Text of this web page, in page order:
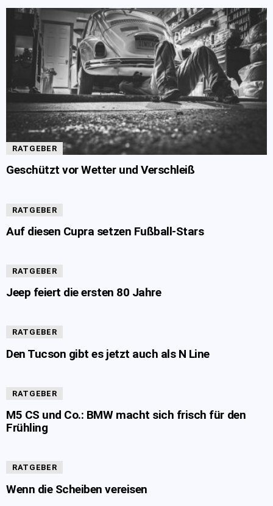
RATGEBER
Geschützt vor Wetter und Verschleiß
RATGEBER
Auf diesen Cupra setzen Fußball-Stars
RATGEBER
Jeep feiert die ersten 80 Jahre
RATGEBER
Den Tucson gibt es jetzt auch als N Line
RATGEBER
M5 CS und Co.: BMW macht sich frisch für den
Frühling
RATGEBER
Wenn die Scheiben vereisen